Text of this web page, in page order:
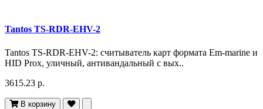
Tantos TS-RDR-EHV-2
Tantos TS-RDR-EHV-2: считыватель карт формата Em-marine и
HID Prox, уличный, антивандальный с вых..
3615.23 р.
В корзину